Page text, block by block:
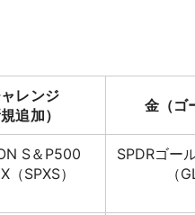
レンジ
規追加）
金（ゴ
S＆P500
（SPXS）
SPDRゴー
（